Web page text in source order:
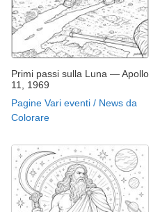
Primi passi sulla Luna — Apollo
11, 1969
Pagine Vari eventi / News da
Colorare